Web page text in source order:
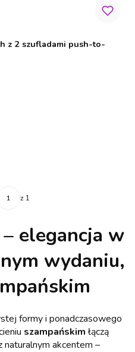
z 2 szufladami push-to-
z 1
– elegancja w
wydaniu,
formy i ponadczasowego
szampańskimłączą
akcentem –